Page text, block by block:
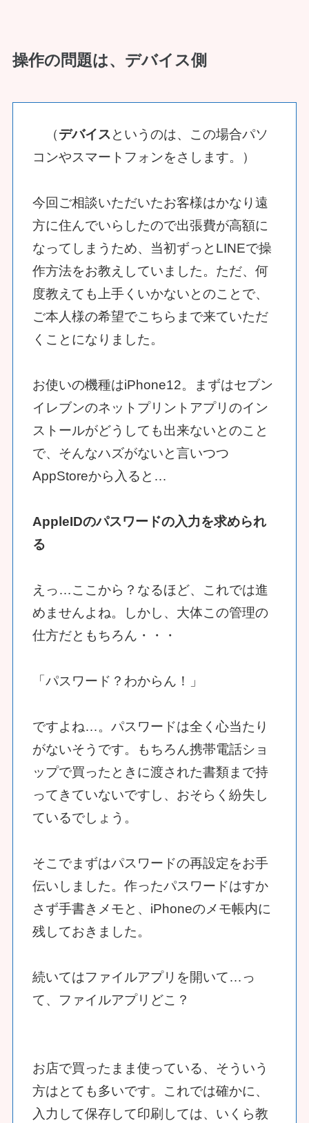
操作の問題は、デバイス側
（デバイス というのは、この場合パソ
コンやスマートフォンをさします。）
今回ご相談いただいたお客様はかなり遠
方に住んでいらしたので出張費が高額に
なってしまうため、当初ずっとLINEで操
作方法をお教えしていました。ただ、何
度教えても上手くいかないとのことで、
ご本人様の希望でこちらまで来ていただ
くことになりました。
お使いの機種はiPhone12。まずはセブン
イレブンのネットプリントアプリのイン
ストールがどうしても出来ないとのこと
で、そんなハズがないと言いつつ
AppStoreから入ると…
AppleIDのパスワードの入力を求められ
る
えっ…ここから？なるほど、これでは進
めませんよね。しかし、大体この管理の
仕方だともちろん・・・
「パスワード？わからん！」
ですよね…。パスワードは全く心当たり
がないそうです。もちろん携帯電話ショ
ップで買ったときに渡された書類まで持
ってきていないですし、おそらく紛失し
ているでしょう。
そこでまずはパスワードの再設定をお手
伝いしました。作ったパスワードはすか
さず手書きメモと、iPhoneのメモ帳内に
残しておきました。
続いてはファイルアプリを開いて…っ
て、ファイルアプリどこ？
お店で買ったまま使っている、そういう
方はとても多いです。これでは確かに、
入力して保存して印刷しては、いくら教